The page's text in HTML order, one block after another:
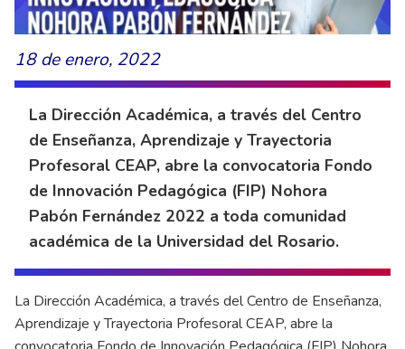
18 de enero, 2022
La Dirección Académica, a través del Centro
de Enseñanza, Aprendizaje y Trayectoria
Profesoral CEAP, abre la convocatoria Fondo
de Innovación Pedagógica (FIP) Nohora
Pabón Fernández 2022 a toda comunidad
académica de la Universidad del Rosario.
La Dirección Académica, a través del Centro de Enseñanza,
Aprendizaje y Trayectoria Profesoral CEAP, abre la